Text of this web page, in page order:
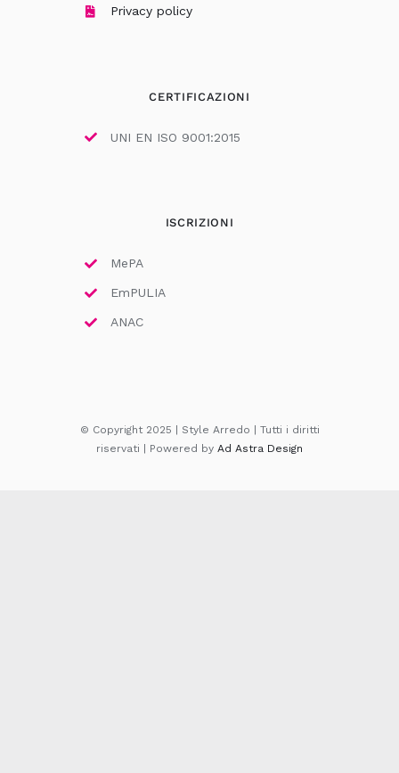
Privacy policy
CERTIFICAZIONI
UNI EN ISO 9001:2015
ISCRIZIONI
MePA
EmPULIA
ANAC
© Copyright 2025 | Style Arredo | Tutti i diritti
riservati | Powered by Ad Astra Design